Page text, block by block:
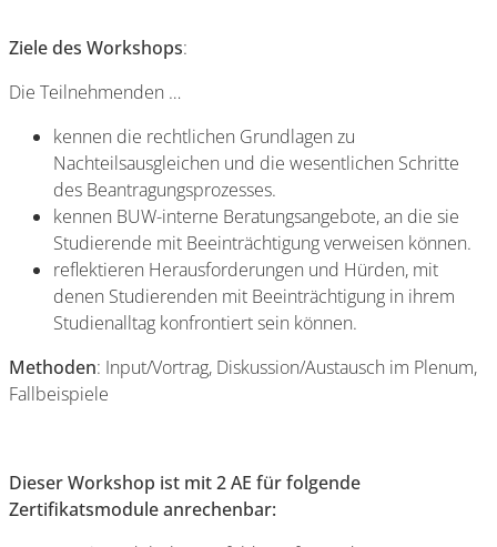
Ziele des Workshops:
Die Teilnehmenden …
kennen die rechtlichen Grundlagen zu
Nachteilsausgleichen und die wesentlichen Schritte
des Beantragungsprozesses.
kennen BUW-interne Beratungsangebote, an die sie
Studierende mit Beeinträchtigung verweisen können.
reflektieren Herausforderungen und Hürden, mit
denen Studierenden mit Beeinträchtigung in ihrem
Studienalltag konfrontiert sein können.
Methoden: Input/Vortrag, Diskussion/Austausch im Plenum,
Fallbeispiele
Dieser Workshop ist mit 2 AE für folgende
Zertifikatsmodule anrechenbar: